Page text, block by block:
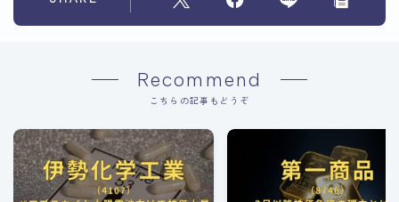
Recommend
こちらの記事もどうぞ